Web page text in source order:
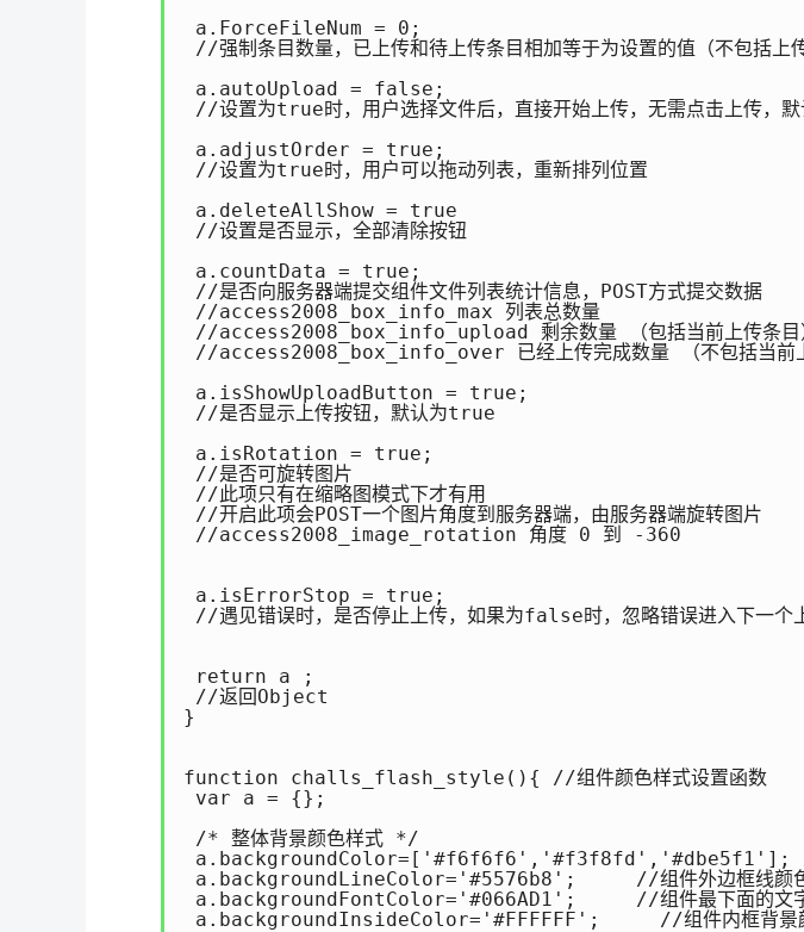
a.ForceFileNum = 0;
//强制条目数量，已上传和待上传条目相加等于为设置的值（不包
a.autoUpload = false;
//设置为true时，用户选择文件后，直接开始上传，无需点击上传，
a.adjustOrder = true;
//设置为true时，用户可以拖动列表，重新排列位置
a.deleteAllShow = true
//设置是否显示，全部清除按钮
a.countData = true;
//是否向服务器端提交组件文件列表统计信息，POST方式提交数据
//access2008_box_info_max 列表总数量
//access2008_box_info_upload 剩余数量 （包括当前上传条目
//access2008_box_info_over 已经上传完成数量 （不包括当前
a.isShowUploadButton = true;
//是否显示上传按钮，默认为true
a.isRotation = true;
//是否可旋转图片
//此项只有在缩略图模式下才有用
//开启此项会POST一个图片角度到服务器端，由服务器端旋转图片
//access2008_image_rotation 角度 0 到 -360
a.isErrorStop = true;
//遇见错误时，是否停止上传，如果为false时，忽略错误进入下一个
return a ;
//返回Object
}
function challs_flash_style(){ //组件颜色样式设置函数
var a = {};
/* 整体背景颜色样式 */
a.backgroundColor=['#f6f6f6','#f3f8fd','#dbe5f1']; //颜
a.backgroundLineColor='#5576b8';     //组件外边框线颜
a.backgroundFontColor='#066AD1';     //组件最下面的文
a.backgroundInsideColor='#FFFFFF';     //组件内框背景